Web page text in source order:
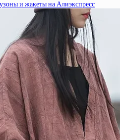
и жакеты на Алиэкспресс